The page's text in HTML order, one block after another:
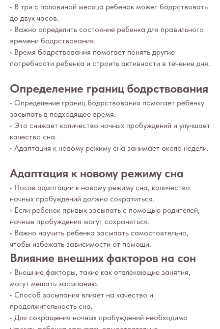
• В три с половиной месяца ребенок может бодрствовать
до двух часов.
• Важно определить состояние ребенка для правильного
времени бодрствования.
• Время бодрствования помогает понять другие
потребности ребенка и строить активности в течение дня.
Определение границ бодрствования
• Определение границ бодрствования помогает ребенку
засыпать в подходящее время.
• Это снижает количество ночных пробуждений и улучшает
качество сна.
• Адаптация к новому режиму сна занимает около недели.
Адаптация к новому режиму сна
• После адаптации к новому режиму сна, количество
ночных пробуждений должно сократиться.
• Если ребенок привык засыпать с помощью родителей,
ночные пробуждения могут сохраняться.
• Важно научить ребенка засыпать самостоятельно,
чтобы избежать зависимости от помощи.
Влияние внешних факторов на сон
• Внешние факторы, такие как отвлекающие занятия,
могут мешать засыпанию.
• Способ засыпания влияет на качество и
продолжительность сна.
• Для сокращения ночных пробуждений необходимо